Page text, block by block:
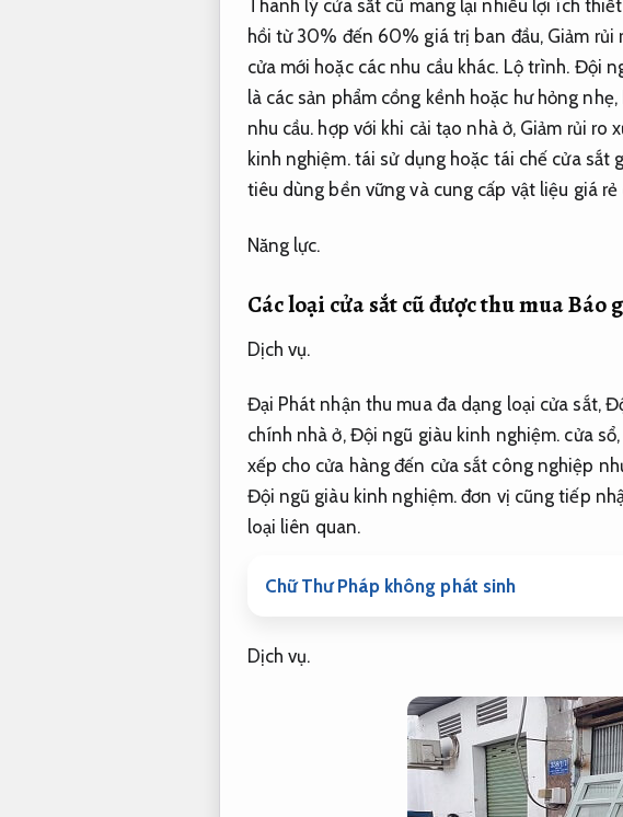
Thanh lý cửa sắt cũ mang lại nhiều lợi ích
hồi từ 30% đến 60% giá trị ban đầu, Giảm rủi
cửa mới hoặc các nhu cầu khác. Lộ trình. Đội
là các sản phẩm cồng kềnh hoặc hư hỏng nhẹ,
nhu cầu. hợp với khi cải tạo nhà ở, Giảm rủi ro
kinh nghiệm.tái sử dụng hoặc tái chế cửa sắt
tiêu dùng bền vững và cung cấp vật liệu giá
Năng lực.
Các loại cửa sắt cũ được thu muaBáo
Dịch vụ.
Đại Phát nhận thu mua đa dạng loại cửa sắt,
chính nhà ở, Đội ngũ giàu kinh nghiệm. cửa sổ,
xếp cho cửa hàng đến cửa sắt công nghiệp
Đội ngũ giàu kinh nghiệm. đơn vị cũng tiếp
loại liên quan.
Chữ Thư Pháp không phát sinh
Dịch vụ.